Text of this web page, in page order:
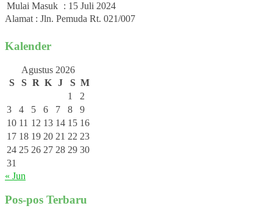
Mulai Masuk : 15 Juli 2024
Alamat : Jln. Pemuda Rt. 021/007
Kalender
Agustus 2026
S
S R K J S M
1
2
3
4 5 6 7 8
9
10 11 12 13 14 15 16
17 18 19 20 21 22 23
24 25 26 27 28 29 30
31
« Jun
Pos-pos Terbaru